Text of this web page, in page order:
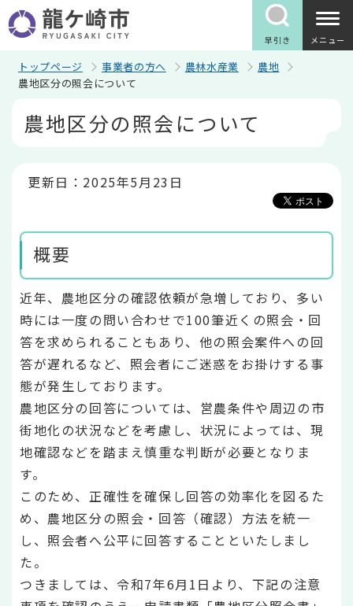
の
ペ
早引き メニュー
トップページ 事業者の方へ 農林水産業
農地
農地区分の照会について
農地区分の照会について
更新日：2025年5月23日
概要
近年、農地区分の確認依頼が急増しており、多い
時には一度の問い合わせで100筆近くの照会・回
答を求められることもあり、他の照会案件への回
答が遅れるなど、照会者にご迷惑をお掛けする事
態が発生しております。
農地区分の回答については、営農条件や周辺の市
街地化の状況などを考慮し、状況によっては、現
地確認などを踏まえ慎重な判断が必要となりま
す。
このため、正確性を確保し回答の効率化を図るた
め、農地区分の照会・回答（確認）方法を統一
し、照会者へ公平に回答することといたしまし
た。
つきましては、令和7年6月1日より、下記の注意